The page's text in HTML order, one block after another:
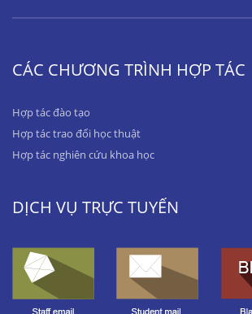
CÁC CHƯƠNG TRÌNH HỢP TÁC
Hợp tác đào tạo
Hợp tác trao đổi học thuật
Hợp tác nghiên cứu khoa học
DỊCH VỤ TRỰC TUYẾN